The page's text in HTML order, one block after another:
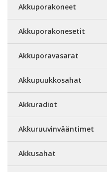
Akkuporakoneet
Akkuporakonesetit
Akkuporavasarat
Akkupuukkosahat
Akkuradiot
Akkuruuvinvääntimet
Akkusahat